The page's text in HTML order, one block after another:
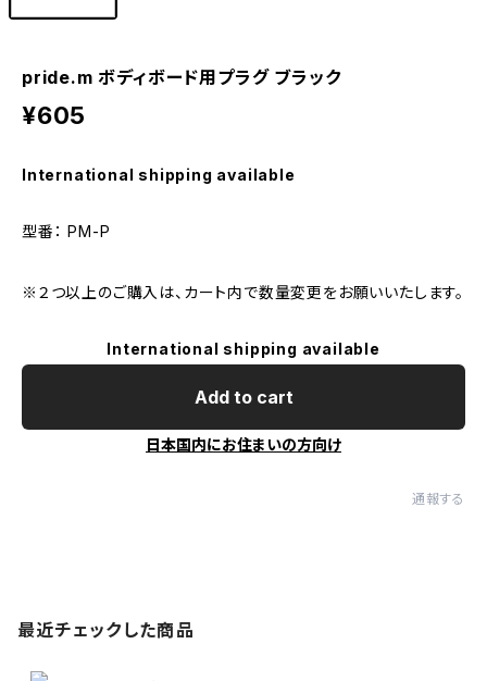
pride.m ボディボード用プラグ ブラック
¥605
International shipping available
型番： PM-P
※２つ以上のご購入は、カート内で数量変更をお願いいたします。
International shipping available
Add to cart
日本国内にお住まいの方向け
通報する
最近チェックした商品